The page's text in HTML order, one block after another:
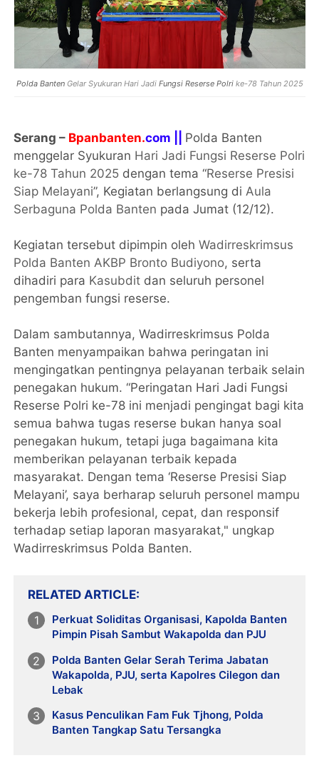
Polda BantenGelar Syukuran Hari Jadi Fungsi Reserse Polrike-78 Tahun 2025
Serang – Bpanbanten.com || Polda Banten
menggelar Syukuran Hari Jadi Fungsi Reserse Polri
ke-78 Tahun 2025 dengan tema “Reserse Presisi
Siap Melayani”, Kegiatan berlangsung di Aula
Serbaguna Polda Banten pada Jumat (12/12).
Kegiatan tersebut dipimpin olehWadirreskrimsus
Polda Banten AKBP Bronto Budiyono, serta
dihadiri para Kasubdit dan seluruh personel
pengemban fungsi reserse.
Dalam sambutannya, Wadirreskrimsus Polda
Banten menyampaikan bahwa peringatan ini
mengingatkan pentingnya pelayanan terbaik selain
penegakan hukum. “Peringatan Hari Jadi Fungsi
Reserse Polri ke-78 ini menjadi pengingat bagi kita
semua bahwa tugas reserse bukan hanya soal
penegakan hukum, tetapi juga bagaimana kita
memberikan pelayanan terbaik kepada
masyarakat. Dengan tema ‘Reserse Presisi Siap
Melayani’, saya berharap seluruh personel mampu
bekerja lebih profesional, cepat, dan responsif
terhadap setiap laporan masyarakat," ungkap
Wadirreskrimsus Polda Banten.
RELATED ARTICLE
Perkuat Soliditas Organisasi, Kapolda Banten
Pimpin Pisah Sambut Wakapolda dan PJU
Polda Banten Gelar Serah Terima Jabatan
Wakapolda, PJU, serta Kapolres Cilegon dan
Lebak
Kasus Penculikan Fam Fuk Tjhong, Polda
Banten Tangkap Satu Tersangka